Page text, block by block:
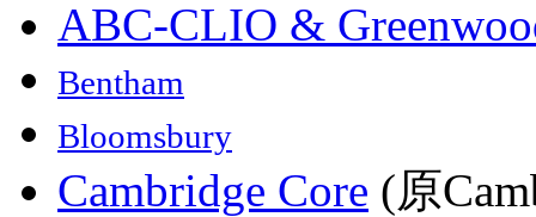
ABC-CLIO &
Bentham
Bloomsbury
Cambridge Core (原